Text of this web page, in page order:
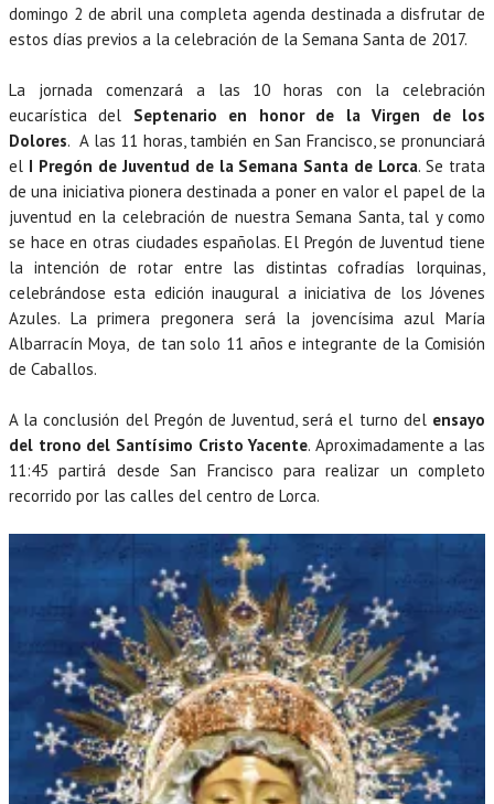
domingo 2 de abril una completa agenda destinada a disfrutar de
estos días previos a la celebración de la Semana Santa de 2017.
La jornada comenzará a las 10 horas con la celebración
eucarística del Septenario en honor de la Virgen de los
Dolores. A las 11 horas, también en San Francisco, se pronunciará
el I Pregón de Juventud de la Semana Santa de Lorca. Se trata
de una iniciativa pionera destinada a poner en valor el papel de la
juventud en la celebración de nuestra Semana Santa, tal y como
se hace en otras ciudades españolas. El Pregón de Juventud tiene
la intención de rotar entre las distintas cofradías lorquinas,
celebrándose esta edición inaugural a iniciativa de los Jóvenes
Azules. La primera pregonera será la jovencísima azul María
Albarracín Moya, de tan solo 11 años e integrante de la Comisión
de Caballos.
A la conclusión del Pregón de Juventud, será el turno del ensayo
del trono del Santísimo Cristo Yacente. Aproximadamente a las
11:45 partirá desde San Francisco para realizar un completo
recorrido por las calles del centro de Lorca.